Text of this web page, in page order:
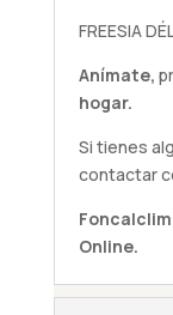
FREESIA
Anímate,
hogar.
Si tienes
contactar
Online.